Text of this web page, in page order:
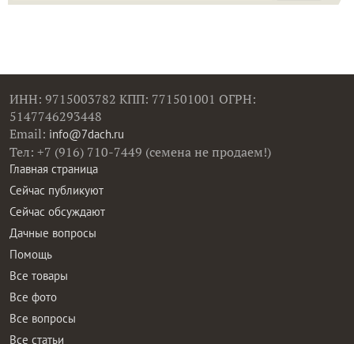
ИНН: 9715003782 КПП: 771501001 ОГРН:
5147746293448
Email: info@7dach.ru
Тел: +7 (916) 710-7449 (семена не продаем!)
Главная страница
Сейчас публикуют
Сейчас обсуждают
Дачные вопросы
Помощь
Все товары
Все фото
Все вопросы
Все статьи